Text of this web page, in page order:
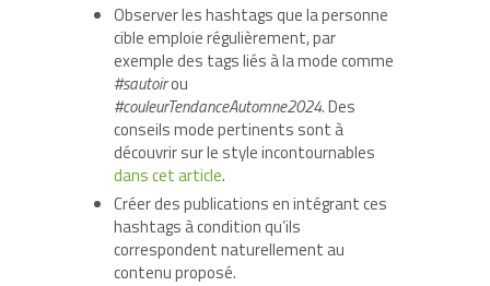
Observer les hashtags que la personne
cible emploie régulièrement, par
exemple des tags liés à la mode comme
#sautoirou
#couleurTendanceAutomne2024. Des
conseils mode pertinents sont à
découvrir sur le style incontournables
dans cet article.
Créer des publications en intégrant ces
hashtags à condition qu’ils
correspondent naturellement au
contenu proposé.